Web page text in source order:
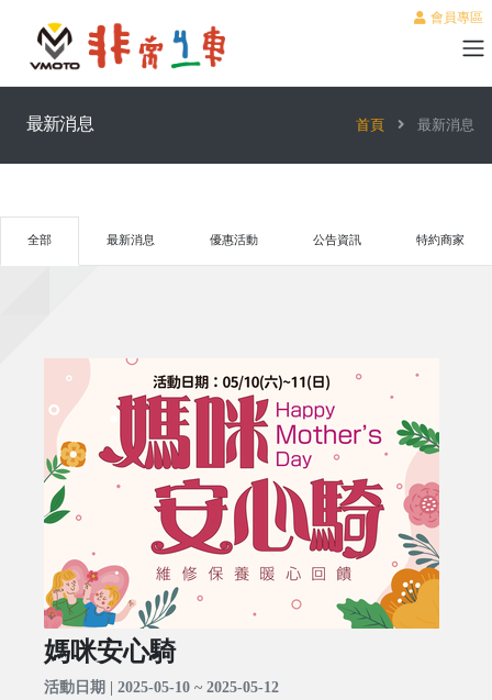
會員專區
最新消息 首頁 最新消息
全部 最新消息 優惠活動 公告資訊 特約商家
媽咪安心騎
活動日期 | 2025-05-10 ~ 2025-05-12